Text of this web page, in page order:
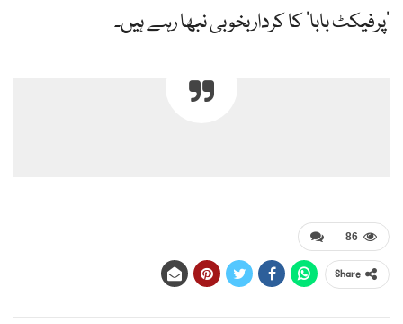
‘پرفیکٹ بابا’ کا کرداربخوبی نبھا رہے ہیں۔
86
Share